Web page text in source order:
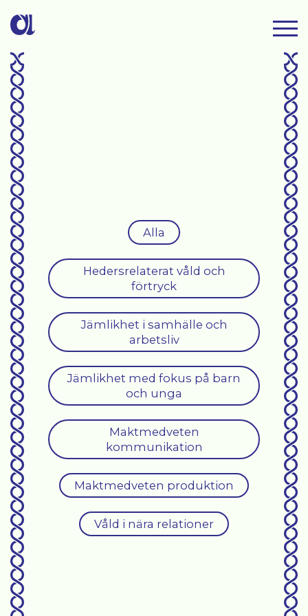
Alla
Hedersrelaterat våld och
förtryck
Jämlikhet i samhälle och
arbetsliv
Jämlikhet med fokus på barn
och unga
Maktmedveten
kommunikation
Maktmedveten produktion
Våld i nära relationer